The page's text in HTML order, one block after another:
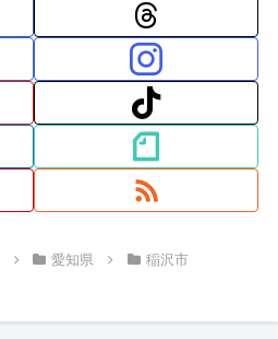
愛知県 稲沢市